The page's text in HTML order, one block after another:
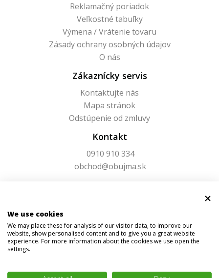
Reklamačný poriadok
Veľkostné tabuľky
Výmena / Vrátenie tovaru
Zásady ochrany osobných údajov
O nás
Zákaznícky servis
Kontaktujte nás
Mapa stránok
Odstúpenie od zmluvy
Kontakt
0910 910 334
obchod@obujma.sk
We use cookies
We may place these for analysis of our visitor data, to improve our
website, show personalised content and to give you a great website
experience. For more information about the cookies we use open the
settings.